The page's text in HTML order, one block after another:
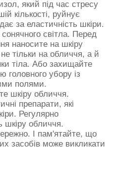
який під час стресу
кількості, руйнує
за еластичність шкіри.
світла. Перед
наносите на шкіру
тільки на обличчя, а й
тіла. Або захищайте
головного убору із
полями.
шкіру обличчя.
препарати, які
Регулярно
шкіру обличчя.
І пам'ятайте, що
засобів може викликати